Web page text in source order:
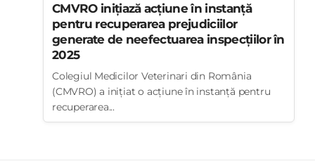
CMVRO inițiază acțiune în instanță
pentru recuperarea prejudiciilor
generate de neefectuarea inspecțiilor în
2025
Colegiul Medicilor Veterinari din România
(CMVRO) a inițiat o acțiune în instanță pentru
recuperarea...